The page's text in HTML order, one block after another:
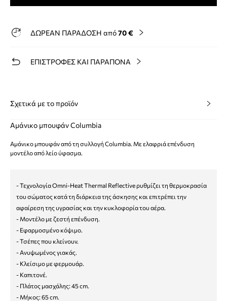
ΔΩΡΕΑΝ ΠΑΡΑΔΟΣΗ από70 €
ΕΠΙΣΤΡΟΦΕΣ ΚΑΙ ΠΑΡΑΠΟΝΑ
Σχετικά με το προϊόν
Αμάνικο μπουφάν Columbia
Αμάνικο μπουφάν από τη συλλογή Columbia. Με ελαφριά επένδυση
μοντέλο από λείο ύφασμα.
- Τεχνολογία Omni-Heat Thermal Reflective ρυθμίζει τη θερμοκρασία
του σώματος κατά τη διάρκεια της άσκησης και επιτρέπει την
αφαίρεση της υγρασίας και την κυκλοφορία του αέρα.
- Μοντέλο με ζεστή επένδυση.
- Εφαρμοσμένο κόψιμο.
- Τσέπες που κλείνουν.
- Ανυψωμένος γιακάς.
- Κλείσιμο με φερμουάρ.
- Καπιτονέ.
- Πλάτος μασχάλης: 45 cm.
- Μήκος: 65 cm.